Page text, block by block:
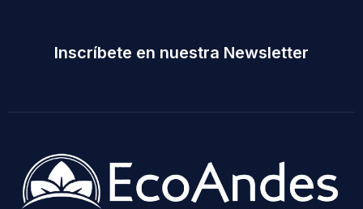
Inscríbete en nuestra Newsletter